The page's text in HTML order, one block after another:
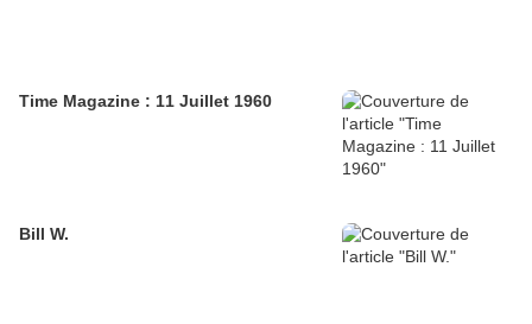
Time Magazine : 11 Juillet 1960
Bill W.